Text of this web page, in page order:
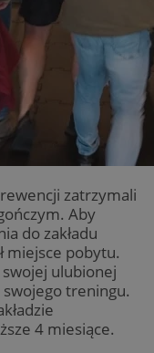
zatrzymali
Aby
do zakładu
miejsce pobytu.
ulubionej
swojego treningu.
4 miesiące.